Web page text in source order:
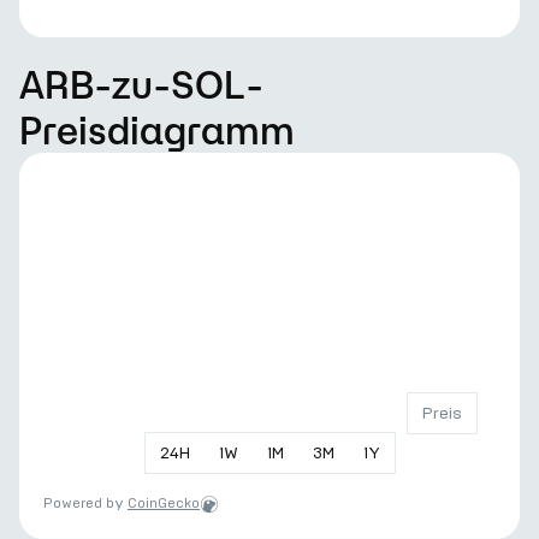
ARB-zu-SOL-
Preisdiagramm
24H 1W 1M 3M 1Y
Preis
Powered by CoinGecko